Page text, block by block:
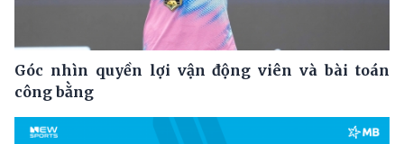
Góc nhìn quyền lợi vận động viên và bài toán
công bằng